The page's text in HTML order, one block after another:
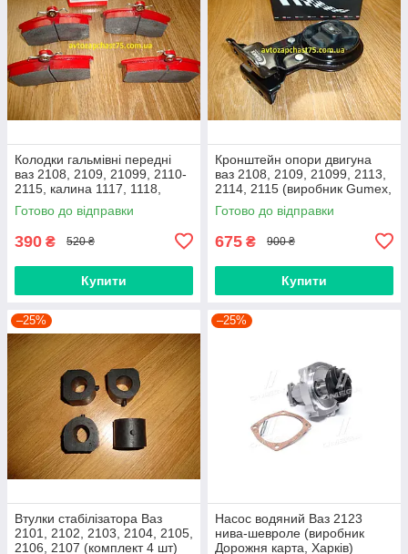
Колодки гальмівні передні
ваз 2108, 2109, 21099, 2110-
2115, калина 1117, 1118,
1119, приора 2170 (Raf,
Латвія)
Готово до відправки
390 ₴ 520 ₴
Купити
Кронштейн опори двигуна
ваз 2108, 2109, 21099, 2113,
2114, 2115 (виробник Gumex,
Польща)
Готово до відправки
675 ₴ 900 ₴
Купити
–25%
Втулки стабілізатора Ваз
2101, 2102, 2103, 2104, 2105,
2106, 2107 (комплект 4 шт)
–25%
Насос водяний Ваз 2123
нива-шевроле (виробник
Дорожня карта, Харків)